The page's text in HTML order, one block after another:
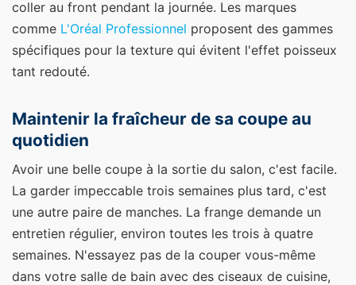
coller au front pendant la journée. Les marques
comme L'Oréal Professionnel proposent des gammes
spécifiques pour la texture qui évitent l'effet poisseux
tant redouté.
Maintenir la fraîcheur de sa coupe au
quotidien
Avoir une belle coupe à la sortie du salon, c'est facile.
La garder impeccable trois semaines plus tard, c'est
une autre paire de manches. La frange demande un
entretien régulier, environ toutes les trois à quatre
semaines. N'essayez pas de la couper vous-même
dans votre salle de bain avec des ciseaux de cuisine,